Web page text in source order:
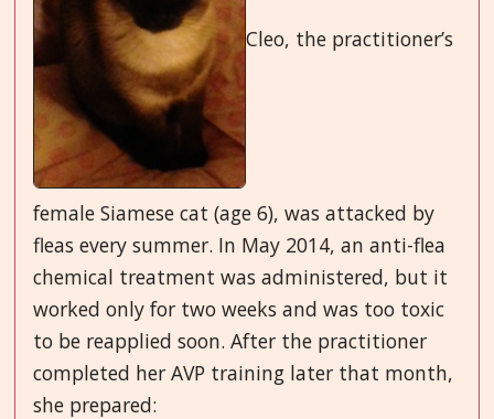
Cleo, the practitioner’s
female Siamese cat (age 6), was attacked by
fleas every summer. In May 2014, an anti-flea
chemical treatment was administered, but it
worked only for two weeks and was too toxic
to be reapplied soon. After the practitioner
completed her AVP training later that month,
she prepared: